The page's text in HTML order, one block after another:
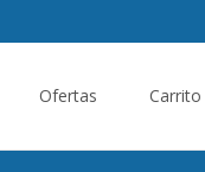
Ofertas Carrito